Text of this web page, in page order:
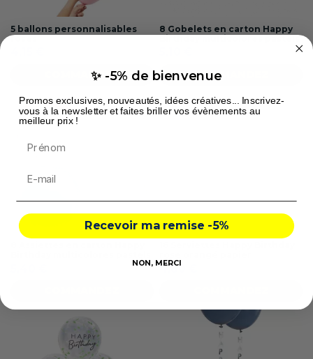
5 ballons personnalisables
roses
COMMANDEZ
8 Gobelets en carton Happy
Birthday multicolores pastels
COMMANDEZ
4,80 €
✨ -5% de bienvenue
Promos exclusives, nouveautés, idées créatives... Inscrivez-
vous à la newsletter et faites briller vos évènements au
meilleur prix !
Prénom
Recevoir ma remise -5%
NON, MERCI